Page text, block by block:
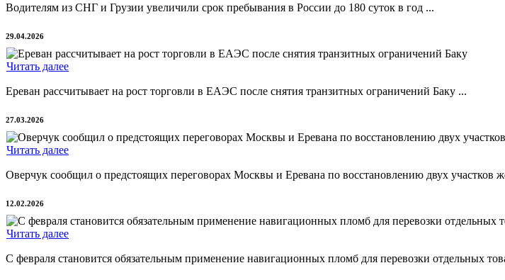
Водителям из СНГ и Грузии увеличили срок пребывания в России до 180 суток в год ...
29.04.2026
Читать далее
Ереван рассчитывает на рост торговли в ЕАЭС после снятия транзитных ограничений Баку ...
27.03.2026
Читать далее
Оверчук сообщил о предстоящих переговорах Москвы и Еревана по восстановлению двух участков
12.02.2026
Читать далее
С февраля становится обязательным применение навигационных пломб для перевозки отдельных